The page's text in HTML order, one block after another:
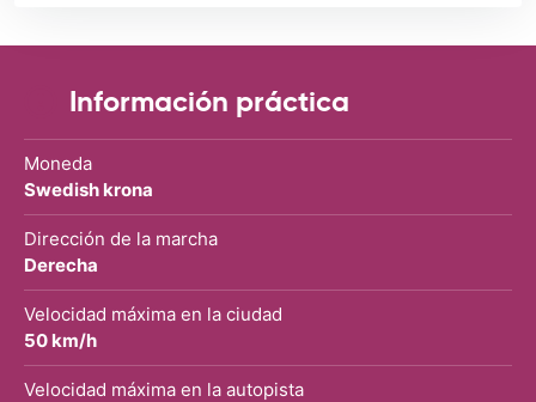
Información práctica
Moneda
Swedish krona
Dirección de la marcha
Derecha
Velocidad máxima en la ciudad
50 km/h
Velocidad máxima en la autopista